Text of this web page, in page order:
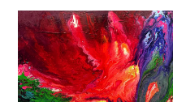
Skip
content